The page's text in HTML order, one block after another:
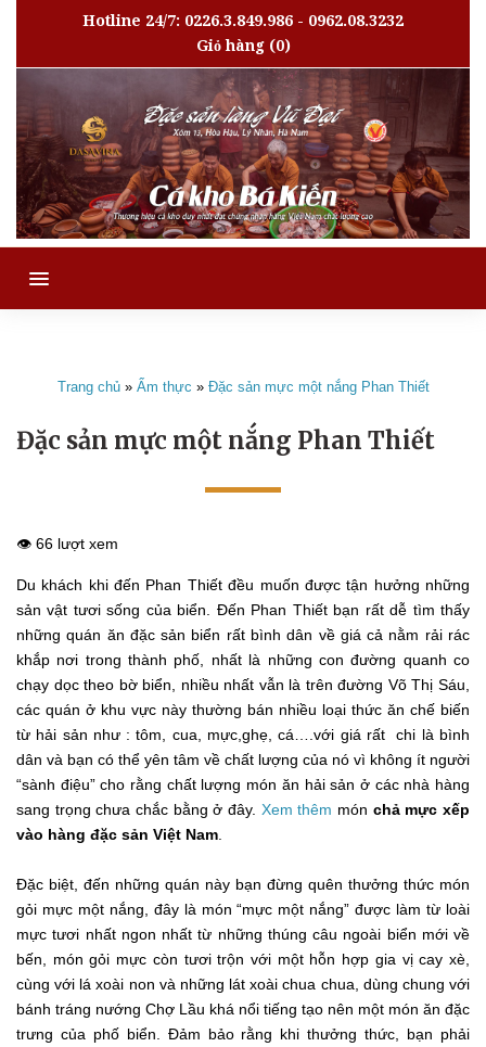
Hotline 24/7: 0226.3.849.986 - 0962.08.3232
Giỏ hàng(0)
MENU
Trang chủ» Ẩm thực » Đặc sản mực một nắng Phan Thiết
Đặc sản mực một nắng Phan Thiết
👁️ 66 lượt xem
Du khách khi đến Phan Thiết đều muốn được tận hưởng những
sản vật tươi sống của biển. Đến Phan Thiết bạn rất dễ tìm thấy
những quán ăn đặc sản biển rất bình dân về giá cả nằm rải rác
khắp nơi trong thành phố, nhất là những con đường quanh co
chạy dọc theo bờ biển, nhiều nhất vẫn là trên đường Võ Thị Sáu,
các quán ở khu vực này thường bán nhiều loại thức ăn chế biến
từ hải sản như : tôm, cua, mực,ghẹ, cá….với giá rất chi là bình
dân và bạn có thể yên tâm về chất lượng của nó vì không ít người
“sành điệu” cho rằng chất lượng món ăn hải sản ở các nhà hàng
sang trọng chưa chắc bằng ở đây. Xem thêm món chả mực xếp
vào hàng đặc sản Việt Nam
Đặc biệt, đến những quán này bạn đừng quên thưởng thức món
gỏi mực một nắng, đây là món “mực một nắng” được làm từ loài
mực tươi nhất ngon nhất từ những thúng câu ngoài biển mới về
bến, món gỏi mực còn tươi trộn với một hỗn hợp gia vị cay xè,
cùng với lá xoài non và những lát xoài chua chua, dùng chung với
bánh tráng nướng Chợ Lầu khá nổi tiếng tạo nên một món ăn đặc
trưng của phố biển. Đảm bảo rằng khi thưởng thức, bạn phải